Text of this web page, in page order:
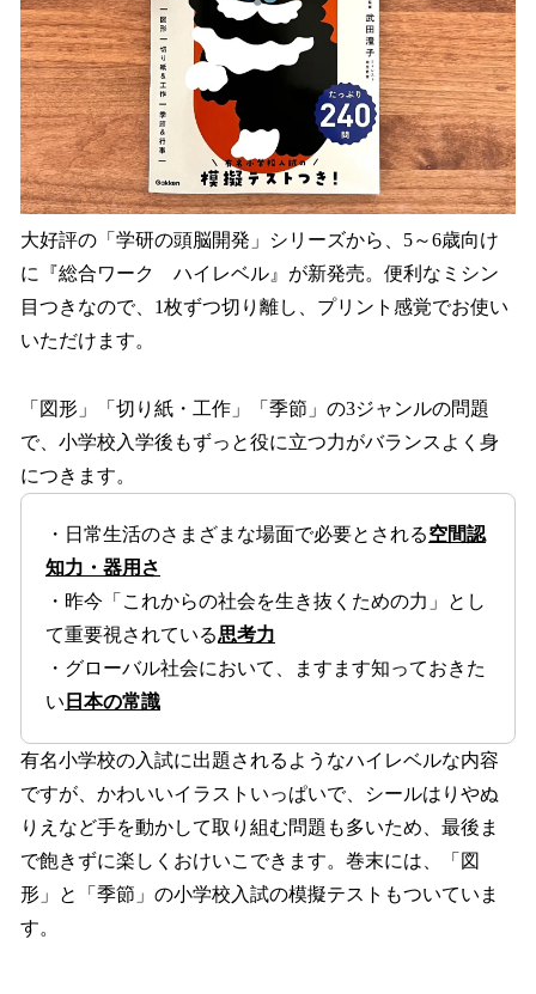
大好評の「学研の頭脳開発」シリーズから、5～6歳向け
に『総合ワーク ハイレベル』が新発売。便利なミシン
目つきなので、1枚ずつ切り離し、プリント感覚でお使い
いただけます。
「図形」「切り紙・工作」「季節」の3ジャンルの問題
で、小学校入学後もずっと役に立つ力がバランスよく身
につきます。
・日常生活のさまざまな場面で必要とされる空間認
知力・器用さ
・昨今「これからの社会を生き抜くための力」とし
て重要視されている思考力
・グローバル社会において、ますます知っておきた
い 日本の常識
有名小学校の入試に出題されるようなハイレベルな内容
ですが、かわいいイラストいっぱいで、シールはりやぬ
りえなど手を動かして取り組む問題も多いため、最後ま
で飽きずに楽しくおけいこできます。巻末には、「図
形」と「季節」の小学校入試の模擬テストもついていま
す。